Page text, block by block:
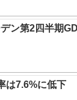
デン第2四半期
は7.6%に低下